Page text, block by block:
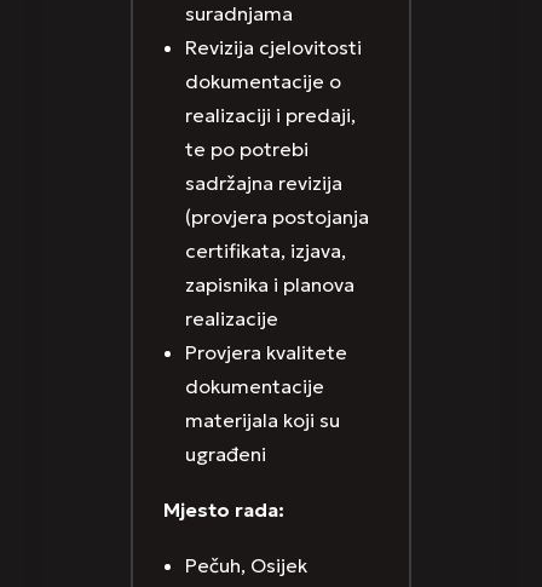
suradnjama
Revizija cjelovitosti
dokumentacije o
realizaciji i predaji,
te po potrebi
sadržajna revizija
(provjera postojanja
certifikata, izjava,
zapisnika i planova
realizacije
Provjera kvalitete
dokumentacije
materijala koji su
ugrađeni
Mjesto rada:
Pečuh, Osijek